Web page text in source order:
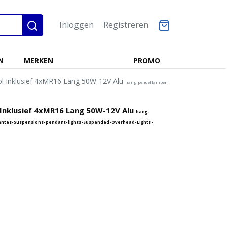
Inloggen Registreren
PROMO
MERKEN
Inklusief 4xMR16 Lang 50W-12V Alu hang-pendellampen-
4xMR16 Lang 50W-12V Alu hang-
Suspensions-pendant-lights-Suspended-Overhead-Lights-